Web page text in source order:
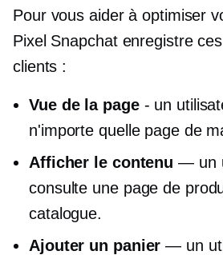
Pour vous aider à optimiser
Pixel Snapchat enregistre
clients :
Vue de la page- un
n'importe quelle page de
Afficher le contenu — un
consulte une page de
catalogue.
Ajouter un panier — un